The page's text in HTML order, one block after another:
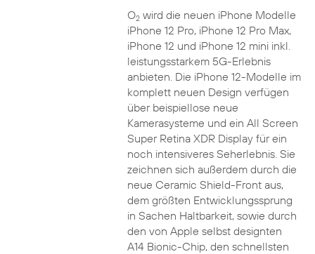
O2wird die neuen iPhone Modelle
iPhone 12 Pro, iPhone 12 Pro Max,
iPhone 12 und iPhone 12 mini inkl.
leistungsstarkem 5G-Erlebnis
anbieten. Die iPhone 12-Modelle im
komplett neuen Design verfügen
über beispiellose neue
Kamerasysteme und ein All Screen
Super Retina XDR Display für ein
noch intensiveres Seherlebnis. Sie
zeichnen sich außerdem durch die
neue Ceramic Shield-Front aus,
dem größten Entwicklungssprung
in Sachen Haltbarkeit, sowie durch
den von Apple selbst designten
A14 Bionic-Chip, den schnellsten